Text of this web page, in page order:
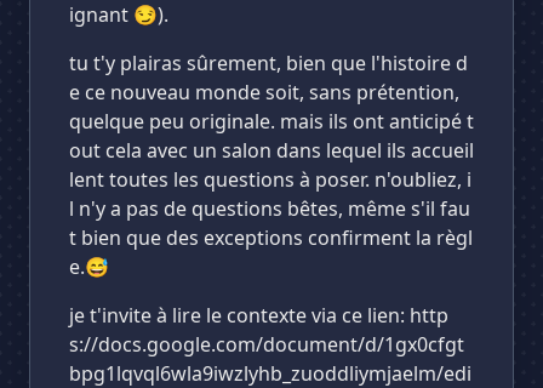
ignant 😏).
tu t'y plairas sûrement, bien que l'histoire d
e ce nouveau monde soit, sans prétention,
quelque peu originale. mais ils ont anticipé t
out cela avec un salon dans lequel ils accueil
lent toutes les questions à poser. n'oubliez, i
l n'y a pas de questions bêtes, même s'il fau
t bien que des exceptions confirment la règl
e.😅
je t'invite à lire le contexte via ce lien: http
s://docs.google.com/document/d/1gx0cfgt
bpg1lqvql6wla9iwzlyhb_zuoddliymjaelm/edi